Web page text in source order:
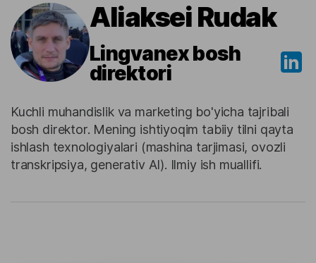
Aliaksei Rudak
Lingvanex bosh
direktori
Kuchli muhandislik va marketing bo'yicha tajribali
bosh direktor. Mening ishtiyoqim tabiiy tilni qayta
ishlash texnologiyalari (mashina tarjimasi, ovozli
transkripsiya, generativ AI). Ilmiy ish muallifi.